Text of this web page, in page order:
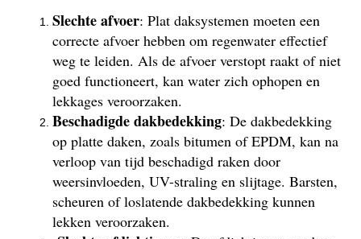
Slechte afvoer: Plat daksystemen moeten een
correcte afvoer hebben om regenwater effectief
weg te leiden. Als de afvoer verstopt raakt of niet
goed functioneert, kan water zich ophopen en
lekkages veroorzaken.
Beschadigde dakbedekking: De dakbedekking
op platte daken, zoals bitumen of EPDM, kan na
verloop van tijd beschadigd raken door
weersinvloeden, UV-straling en slijtage. Barsten,
scheuren of loslatende dakbedekking kunnen
lekken veroorzaken.